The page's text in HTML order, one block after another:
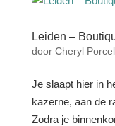
Leiden –
door Cheryl
Je slaapt hier in
kazerne, aan de
Zodra je